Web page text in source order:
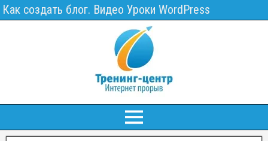
Как создать блог. Видео Уроки WordPress